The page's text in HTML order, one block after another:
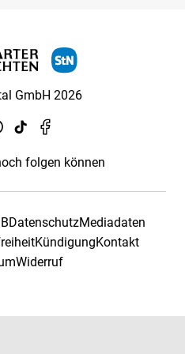
GmbH 2026
folgen können
DatenschutzMediadaten
KündigungKontakt
Widerruf